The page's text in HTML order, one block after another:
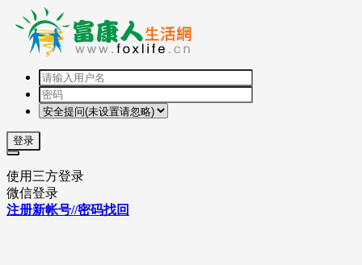
登录
使用三方登录
微信登录
注册新帐号//密码找回